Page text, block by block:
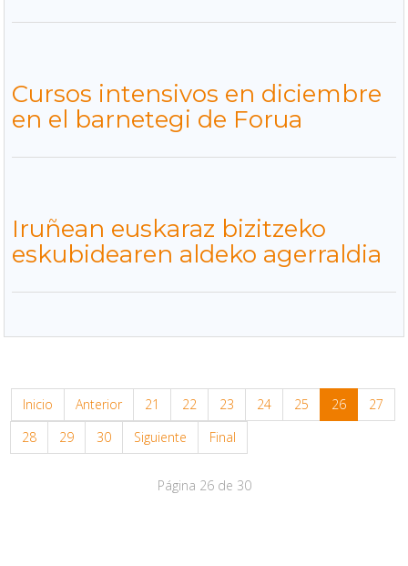
Cursos intensivos en diciembre
en el barnetegi de Forua
Iruñean euskaraz bizitzeko
eskubidearen aldeko agerraldia
Inicio Anterior 21 22 23 24 25 26
27
28
29 30 Siguiente Final
Página 26 de 30